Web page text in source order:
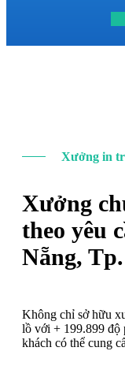
Xưởng in
Xưởng
theo yêu
Nẵng,
Không chỉ sở hữu
lồ với + 199.899 độ
khách có thể cung